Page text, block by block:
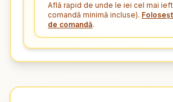
Află rapid de unde le iei cel mai
comandă minimă incluse).
de comandă.